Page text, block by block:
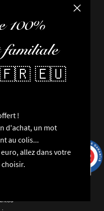
Fermer
100%
familiale
🇫🇷 🇪🇺
!
d'achat, un mot
au colis...
allez dans votre
livraison
de vente
nous
/10
9993 avis